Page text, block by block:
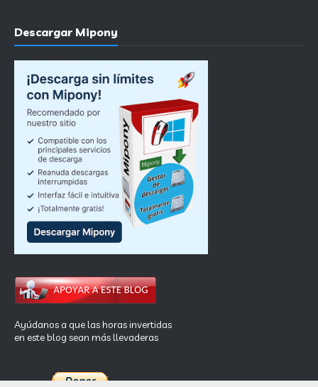
Descargar Mipony
Ayúdanos a que las horas invertidas
en este blog sean más llevaderas